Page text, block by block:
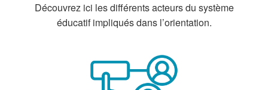
Découvrez ici les différents acteurs du système
éducatif impliqués dans l’orientation.